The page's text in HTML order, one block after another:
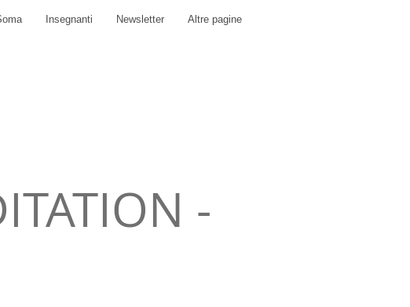
Insegnanti Newsletter Altre pagine
-